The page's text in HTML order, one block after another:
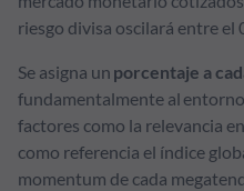
riesgo divisa oscilará entre
Se asigna un porcentaje a
fundamentalmente al
factores como la relevancia
como referencia el índice
momentum de cada